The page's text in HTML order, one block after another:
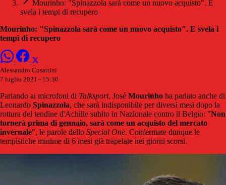
Mourinho: "Spinazzola sarà come un nuovo acquisto". E
svela i tempi di recupero
Mourinho: "Spinazzola sarà come un nuovo acquisto". E svela i
tempi di recupero
Alessandro Cosattini
7 luglio 2021 - 15:30
Parlando ai microfoni di Talksport, José Mourinho ha parlato anche di
Leonardo Spinazzola, che sarà indisponibile per diversi mesi dopo la
rottura del tendine d'Achille subito in Nazionale contro il Belgio: "Non
tornerà prima di gennaio, sarà come un acquisto del mercato
invernale", le parole dello Special One. Confermate dunque le
tempistiche minime di 6 mesi già trapelate nei giorni scorsi.